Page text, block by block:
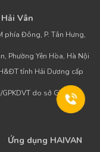
Vân
phía Đông, P. Tân Hưng,
Phường Yên Hòa, Hà Nội
tỉnh Hải Dương cấp
do sở GTVT Hà
Ứng dụng HAIVAN